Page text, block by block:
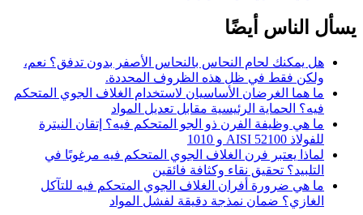
يسأل الناس أيضًا
هل يمكنك لحام النحاس بالنحاس الأصفر بدون تدفق؟ نعم،
ولكن فقط في ظل هذه الظروف المحددة.
ما هما الغرضان الأساسيان لاستخدام الغلاف الجوي المتحكم
فيه؟ الحماية الرئيسية مقابل تعديل المواد
ما هي وظيفة الفرن ذو الجو المتحكم فيه؟ إتقان النيترة
للفولاذ AISI 52100 و 1010
لماذا يعتبر فرن الغلاف الجوي المتحكم فيه مرغوبًا في
التلبيد؟ تحقيق نقاء وكثافة فائقين
ما هي ضرورة أفران الغلاف الجوي المتحكم فيه للتآكل
الغازي؟ ضمان نمذجة دقيقة لفشل المواد